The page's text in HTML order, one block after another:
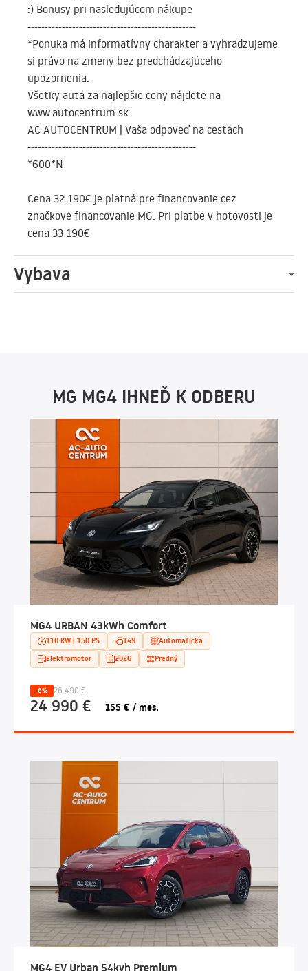
:) Bonusy pri nasledujúcom nákupe
-------------------------------------------------
*Ponuka má informatívny charakter a vyhradzujeme
si právo na zmeny bez predchádzajúceho
upozornenia.
Všetky autá za najlepšie ceny nájdete na
www.autocentrum.sk
AC AUTOCENTRUM | Vaša odpoveď na cestách
-------------------------------------------------
*600*N
Cena 32 190€ je platná pre financovanie cez
značkové financovanie MG. Pri platbe v hotovosti je
cena 33 190€
Vybava
MG MG4 IHNEĎ K ODBERU
MG4 URBAN 43kWh Comfort
110 KW | 150 PS 149
Automatická
Elektromotor
2026 Predný
-6% 26 490 €
24 990 € 155 € / mes.
MG4 EV Urban 54kvh Premium